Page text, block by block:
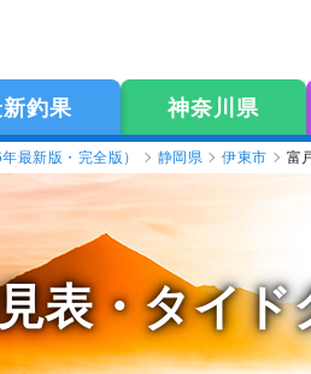
釣果 神奈川県
最新版・完全版） 静岡県 伊東市 富
表・タイド